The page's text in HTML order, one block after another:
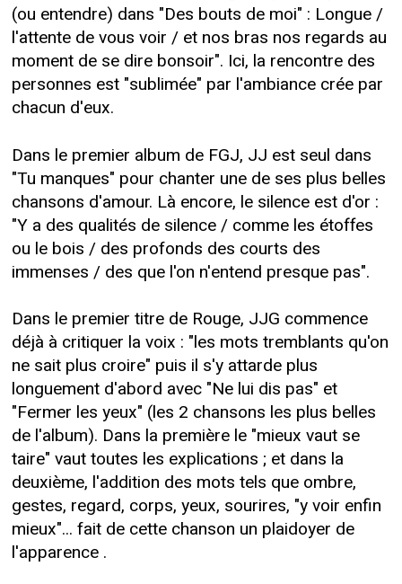
(ou entendre) dans "Des bouts de moi" : Longue /
l'attente de vous voir / et nos bras nos regards au
moment de se dire bonsoir". Ici, la rencontre des
personnes est "sublimée" par l'ambiance crée par
chacun d'eux.
Dans le premier album de FGJ, JJ est seul dans
"Tu manques" pour chanter une de ses plus belles
chansons d'amour. Là encore, le silence est d'or :
"Y a des qualités de silence / comme les étoffes
ou le bois / des profonds des courts des
immenses / des que l'on n'entend presque pas".
Dans le premier titre de Rouge, JJG commence
déjà à critiquer la voix : "les mots tremblants qu'on
ne sait plus croire" puis il s'y attarde plus
longuement d'abord avec "Ne lui dis pas" et
"Fermer les yeux" (les 2 chansons les plus belles
de l'album). Dans la première le "mieux vaut se
taire" vaut toutes les explications ; et dans la
deuxième, l'addition des mots tels que ombre,
gestes, regard, corps, yeux, sourires, "y voir enfin
mieux"... fait de cette chanson un plaidoyer de
l'apparence .